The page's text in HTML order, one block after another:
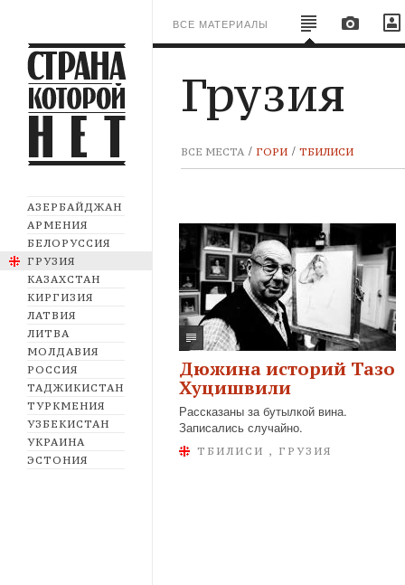
АЗЕРБАЙДЖАН
АРМЕНИЯ
БЕЛОРУССИЯ
ГРУЗИЯ
КАЗАХСТАН
КИРГИЗИЯ
ЛАТВИЯ
ЛИТВА
МОЛДАВИЯ
РОССИЯ
ТАДЖИКИСТАН
ТУРКМЕНИЯ
УЗБЕКИСТАН
УКРАИНА
ЭСТОНИЯ
ВСЕ МАТЕРИАЛЫ
Грузия
ВСЕ МЕСТА ГОРИ ТБИЛИСИ
Дюжина историй Тазо
Хуцишвили
Рассказаны за бутылкой вина.
Записались случайно.
ТБИЛИСИ , ГРУЗИЯ